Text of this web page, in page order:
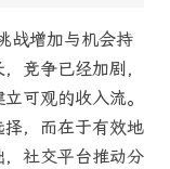
战增加与机会持
竞争已经加剧，
可观的收入流。
，而在于有效地
社交平台推动分